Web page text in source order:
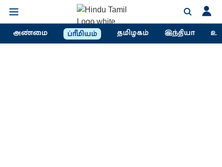
அண்மை ப்ரீமியம் தமிழகம் இந்தியா